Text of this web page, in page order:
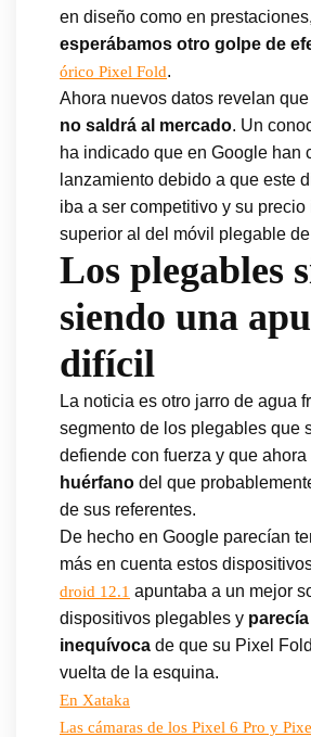
en diseño como en
esperábamos otro golpe de
órico Pixel Fold.
Ahora nuevos datos revelan que
no saldrá al mercado. Un
ha indicado que en Google han
lanzamiento debido a que este
iba a ser competitivo y su precio
superior al del móvil plegable
Los plegables
siendo una
difícil
La noticia es otro jarro de agua
segmento de los plegables que
defiende con fuerza y que ahora
huérfano del que
de sus referentes.
De hecho en Google parecían
más en cuenta estos
droid 12.1 apuntaba a un mejor
dispositivos plegables y
inequívoca de que su Pixel
vuelta de la esquina.
En Xataka
Las cámaras de los Pixel 6 Pro y